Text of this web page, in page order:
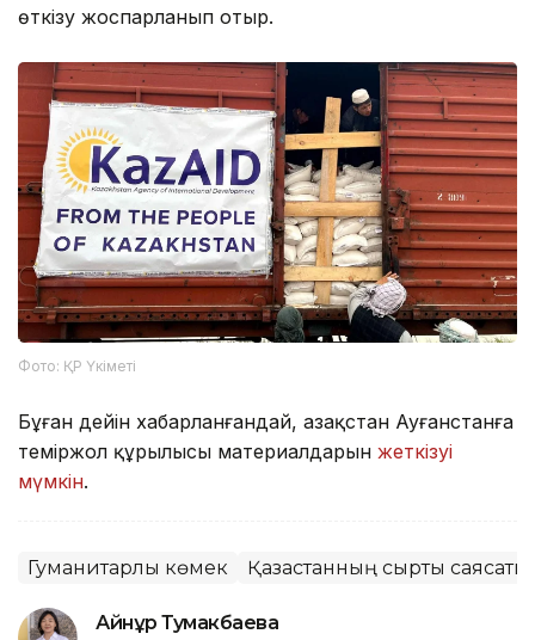
өткізу жоспарланып отыр.
Фото: ҚР Үкіметі
Бұған дейін хабарланғандай, Қазақстан Ауғанстанға
теміржол құрылысы материалдарын жеткізуі
мүмкін.
Гуманитарлық көмек Қазақстанның сыртқы саясаты
Айнұр Тумакбаева